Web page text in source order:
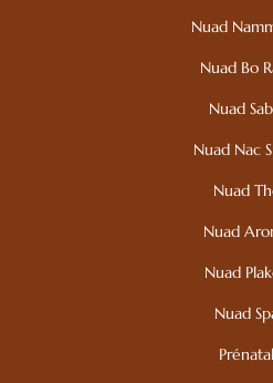
Nuad
Nuad Bo
Nuad
Nuad Nac
Nuad
Nuad
Nuad
Nuad
Prénatal